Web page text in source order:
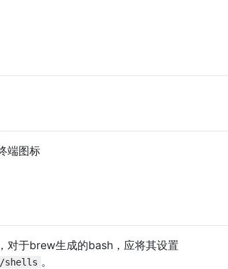
端图标
对于brew生成的bash，应将其设置
shells 。